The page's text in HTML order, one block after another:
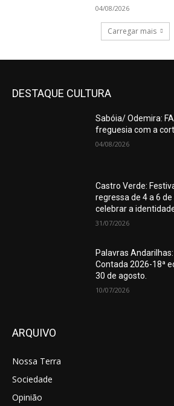
04/08/2026
Carregar mais
DESTAQUE CULTURA
Sabóia/ Odemira:
freguesia com a
04/08/2026
Castro Verde:
regressa de 4 a 6
celebrar a
31/07/2026
Palavras
Contada 2026-18ª
30 de agosto.
10/07/2026
ARQUIVO
Nossa Terra
Sociedade
Opinião